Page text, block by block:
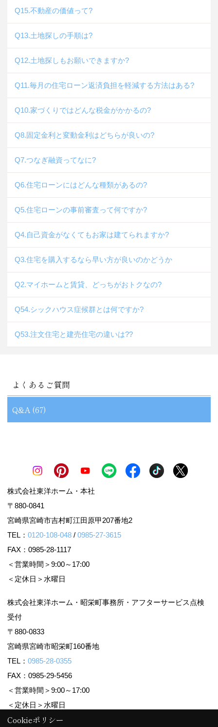
Q15.不動産の価値って?
Q13.土地探しの手順は?
Q12.土地探しもお願いできますか?
Q11.毎月の住宅ローン返済負担を軽減する方法はある?
Q10.家づくりではどんな税金がかかるの?
Q8.固定金利と変動金利はどちらが良いの?
Q7.つなぎ融資ってなに?
Q6.住宅ローンにはどんな種類があるの?
Q5.住宅ローンの事前審査って何ですか?
Q4.自己資金がなくてもお家は建てられますか?
Q3.住宅を購入するなら早い方が良いのかどうか
Q2.マイホームと賃貸、どっちがおトクなの?
Q54.シックハウス症候群とは何ですか?
Q53.注文住宅と建売住宅の違いは??
よくあるご質問
Q&A (67)
株式会社東洋ホーム・本社
〒880-0841
宮崎県宮崎市吉村町江田原甲207番地2
TEL： 0120-108-048 / 0985-27-3615
FAX：0985-28-1117
＜営業時間＞9:00～17:00
＜定休日＞水曜日
株式会社東洋ホーム・昭栄町事務所・アフターサービス点検
受付
〒880-0833
宮崎県宮崎市昭栄町160番地
TEL： 0985-28-0355
FAX：0985-29-5456
＜営業時間＞9:00～17:00
＜定休日＞水曜日
Cookieポリシー